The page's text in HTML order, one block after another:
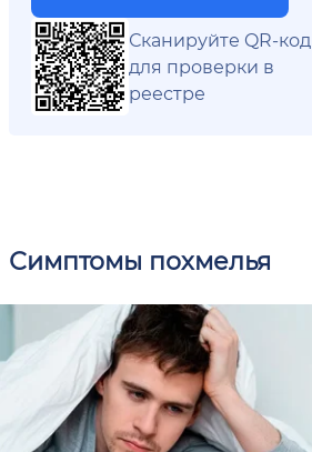
Сканируйте QR-код
для проверки в
реестре
Симптомы похмелья